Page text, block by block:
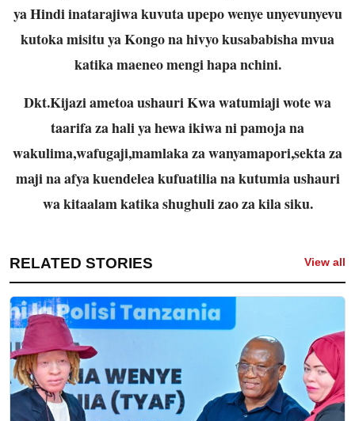
ya Hindi inatarajiwa kuvuta upepo wenye unyevunyevu
kutoka misitu ya Kongo na hivyo kusababisha mvua
katika maeneo mengi hapa nchini.
Dkt.Kijazi ametoa ushauri Kwa watumiaji wote wa
taarifa za hali ya hewa ikiwa ni pamoja na
wakulima,wafugaji,mamlaka za wanyamapori,sekta za
maji na afya kuendelea kufuatilia na kutumia ushauri
wa kitaalam katika shughuli zao za kila siku.
RELATED STORIES View all